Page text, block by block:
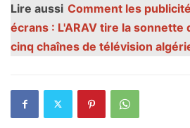
Lire aussi Comment les
écrans : L'ARAV tire la sonnette
cinq chaînes de télévision